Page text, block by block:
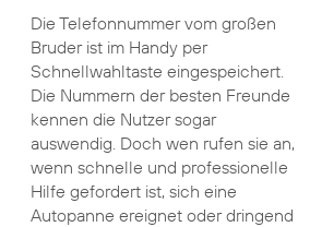
Die Telefonnummer vom großen
Bruder ist im Handy per
Schnellwahltaste eingespeichert.
Die Nummern der besten Freunde
kennen die Nutzer sogar
auswendig. Doch wen rufen sie an,
wenn schnelle und professionelle
Hilfe gefordert ist, sich eine
Autopanne ereignet oder dringend